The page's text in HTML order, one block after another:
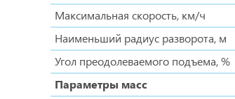
Максимальная скорость, км/ч
Наименьший радиус разворота, м
Угол преодолеваемого подъема, %
Параметры масс